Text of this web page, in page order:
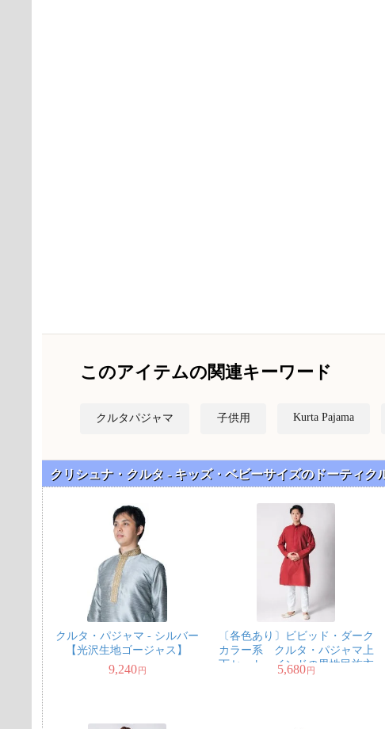
このアイテムの関連キーワード
クルタパジャマ 子供用 Kurta Pajama
クリシュナ・クルタ - キッズ・ベビーサイズのドーティク
クルタ・パジャマ - シルバー
【光沢生地ゴージャス】
9,240円
〔各色あり〕ビビッド・ダーク
カラー系 クルタ・パジャマ上
下セット インドの男性民族衣
5,680円